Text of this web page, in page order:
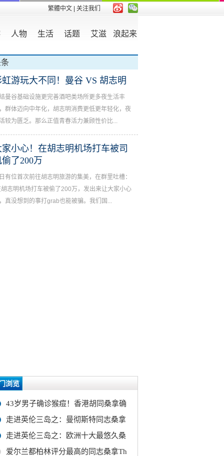
繁體中文 | 关注我们
人物 生活 话题 艾滋 浪起来
虹游玩大不同！曼谷 VS 胡志明
曼谷基础设施更完善酒吧类场所更多夜生活丰
群体迈向中年化，胡志明消费更低更年轻化，夜
较为匮乏。那么正值青春活力兼顾性价比...
家小心！在胡志明机场打车被司
了200万
有位首次前往胡志明旅游的集美，在群里吐槽：
胡志明机场打车被偷了200万，发出来让大家小心
真没想到的事打grab也能被骗。我们国...
浏览
43岁男子确诊猴痘！香港胡同桑拿确
走进英伦三岛之：曼彻斯特同志桑拿
走进英伦三岛之：欧洲十大最悠久桑
爱尔兰都柏林评分最高的同志桑拿Th